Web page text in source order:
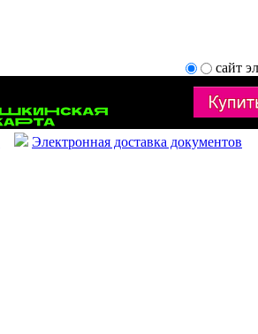
сайт
Электронная доставка документов